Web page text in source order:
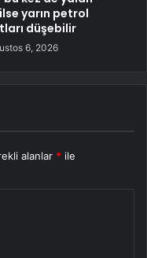
yarın petrol
düşebilir
6, 2026
alanlar * ile